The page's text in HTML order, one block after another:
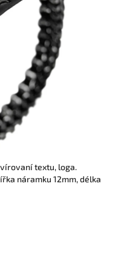
textu, loga.
náramku 12mm, délka